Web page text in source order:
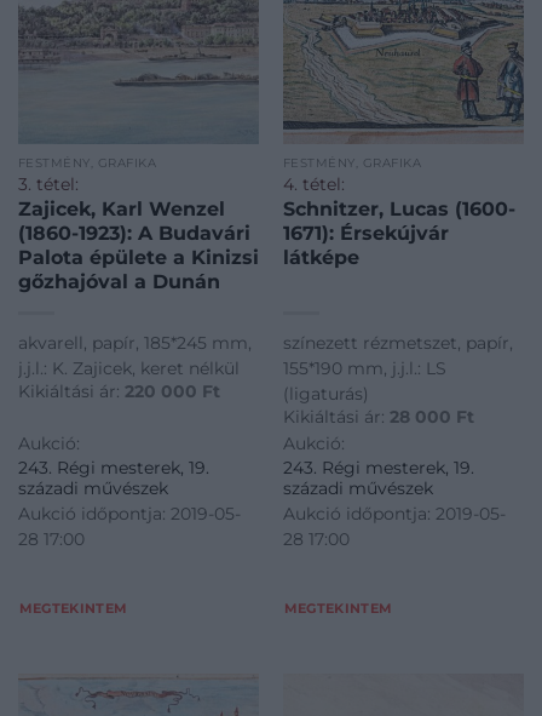
FESTMÉNY, GRAFIKA
3. tétel:
Zajicek, Karl Wenzel
(1860-1923): A Budavári
Palota épülete a Kinizsi
gőzhajóval a Dunán
akvarell, papír, 185*245 mm,
j.j.l.: K. Zajicek, keret nélkül
Kikiáltási ár: 220 000 Ft
Aukció:
243. Régi mesterek, 19.
századi művészek
Aukció időpontja: 2019-05-
28 17:00
MEGTEKINTEM
FESTMÉNY, GRAFIKA
4. tétel:
Schnitzer, Lucas (1600-
1671): Érsekújvár
látképe
színezett rézmetszet, papír,
155*190 mm, j.j.l.: LS
(ligaturás)
Kikiáltási ár: 28 000 Ft
Aukció:
243. Régi mesterek, 19.
századi művészek
Aukció időpontja: 2019-05-
28 17:00
MEGTEKINTEM